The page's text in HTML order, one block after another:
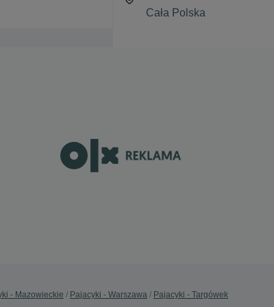
- Mazowieckie Pajacyki - Warszawa Pajacyki - Targówek